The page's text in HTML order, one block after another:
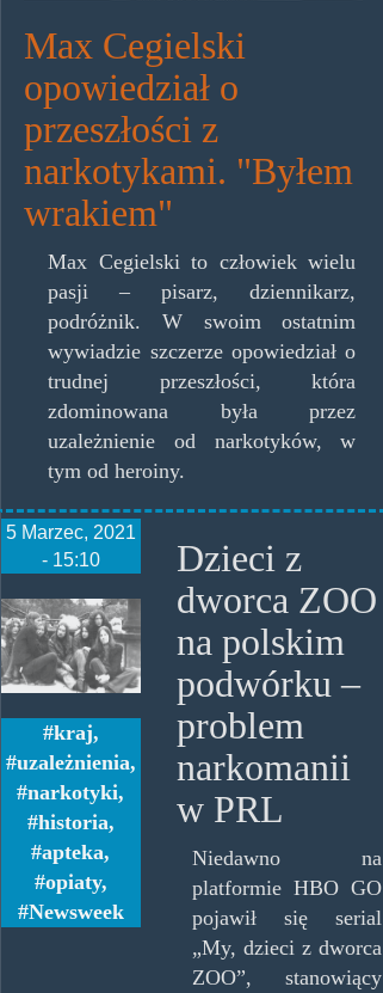
Max Cegielski
opowiedział o
przeszłości z
narkotykami. "Byłem
wrakiem"
Max Cegielski to człowiek wielu
pasji – pisarz, dziennikarz,
podróżnik. W swoim ostatnim
wywiadzie szczerze opowiedział o
trudnej przeszłości, która
zdominowana była przez
uzależnienie od narkotyków, w
tym od heroiny.
5 Marzec, 2021
- 15:10
hypisi.jpg
kraj,
uzależnienia,
narkotyki,
historia,
apteka,
opiaty,
Newsweek
Dzieci z
dworca ZOO
na polskim
podwórku –
problem
narkomanii
w PRL
Niedawno na
platformie HBO GO
pojawił się serial
„My, dzieci z dworca
ZOO”, stanowiący